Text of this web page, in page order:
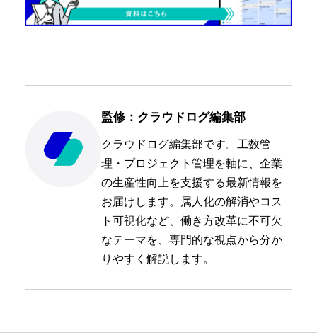
監修：クラウドログ編集部
クラウドログ編集部です。工数管
理・プロジェクト管理を軸に、企業
の生産性向上を支援する最新情報を
お届けします。属人化の解消やコス
ト可視化など、働き方改革に不可欠
なテーマを、専門的な視点から分か
りやすく解説します。